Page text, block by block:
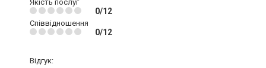
Якість послуг
0/12
Співвідношення
0/12
Відгук: